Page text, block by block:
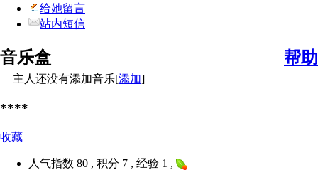
给她留言
站内短信
帮助
音乐盒
主人还没有添加音乐[添加]
****
收藏
人气指数 80 , 积分 7 , 经验 1 ,